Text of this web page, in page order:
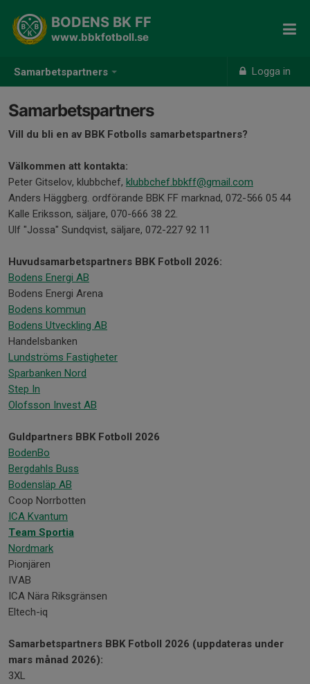
Samarbetspartners Logga in
BODENS BK FF
www.bbkfotboll.se
Samarbetspartners
Vill du bli en av BBK Fotbolls samarbetspartners?
Välkommen att kontakta:
Peter Gitselov, klubbchef, klubbchef.bbkff@gmail.com
Anders Häggberg. ordförande BBK FF marknad, 072-566 05 44
Kalle Eriksson, säljare, 070-666 38 22.
Ulf "Jossa" Sundqvist, säljare, 072-227 92 11
Huvudsamarbetspartners BBK Fotboll 2026:
Bodens Energi AB
Bodens Energi Arena
Bodens kommun
Bodens Utveckling AB
Handelsbanken
Lundströms Fastigheter
Sparbanken Nord
Step In
Olofsson Invest AB
Guldpartners BBK Fotboll 2026
BodenBo
Bergdahls Buss
Bodensläp AB
Coop Norrbotten
ICA Kvantum
Team Sportia
Nordmark
Pionjären
IVAB
ICA Nära Riksgränsen
Eltech-iq
Samarbetspartners BBK Fotboll 2026 (uppdateras under
mars månad 2026):
3XL